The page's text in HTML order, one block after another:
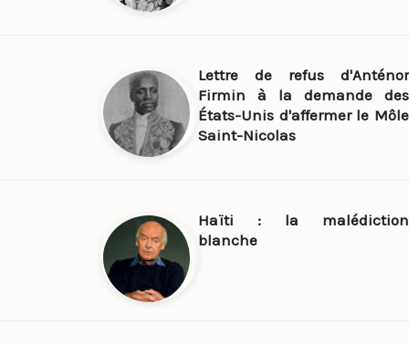
Lettre de refus d'Anténor
Firmin à la demande des
États-Unis d'affermer le Môle
Saint-Nicolas
Haïti : la malédiction
blanche